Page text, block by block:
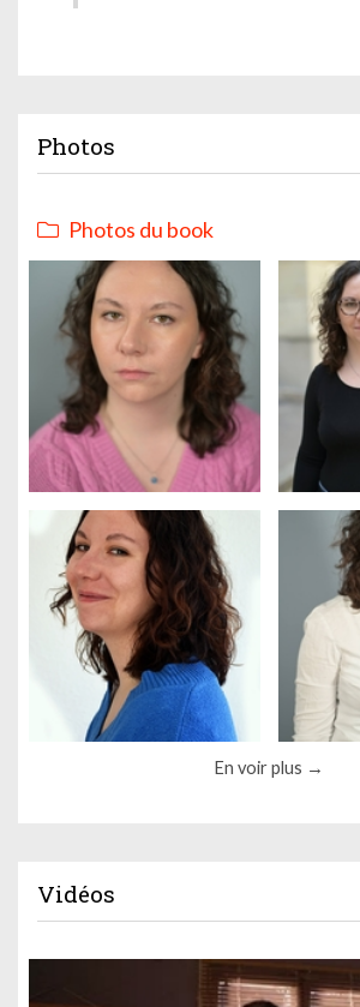
Photos
Photos du book
En voir plus
Vidéos